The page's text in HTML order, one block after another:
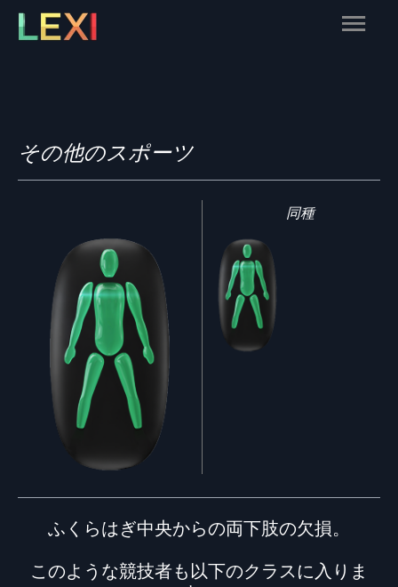
Skip
Main
その他のスポーツ
同種
ふくらはぎ中央からの両下肢の欠損。
このような競技者も以下のクラスに入りま